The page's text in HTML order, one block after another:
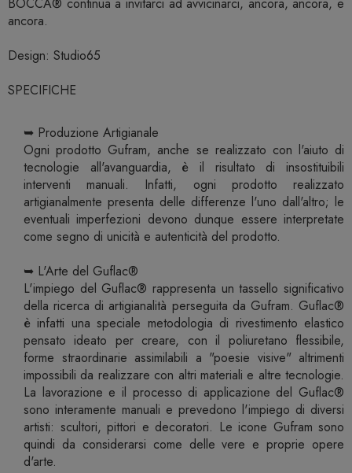
BOCCA® continua a invitarci ad avvicinarci, ancora, ancora, e
ancora.
Design: Studio65
SPECIFICHE
➥ Produzione Artigianale
Ogni prodotto Gufram, anche se realizzato con l'aiuto di
tecnologie all'avanguardia, è il risultato di insostituibili
interventi manuali. Infatti, ogni prodotto realizzato
artigianalmente presenta delle differenze l'uno dall'altro; le
eventuali imperfezioni devono dunque essere interpretate
come segno di unicità e autenticità del prodotto.
➥ L'Arte del Guflac®
L'impiego del Guflac® rappresenta un tassello significativo
della ricerca di artigianalità perseguita da Gufram. Guflac®
è infatti una speciale metodologia di rivestimento elastico
pensato ideato per creare, con il poliuretano flessibile,
forme straordinarie assimilabili a "poesie visive" altrimenti
impossibili da realizzare con altri materiali e altre tecnologie.
La lavorazione e il processo di applicazione del Guflac®
sono interamente manuali e prevedono l'impiego di diversi
artisti: scultori, pittori e decoratori. Le icone Gufram sono
quindi da considerarsi come delle vere e proprie opere
d'arte.